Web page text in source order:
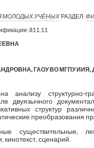
МОЛОДЫХ УЧЁНЫХ РАЗДЕЛ:
811.11
ГАОУ ВО МГПУ
анализу структурно-
двуязычного
структур
преобразования
существительные,
сценарий.